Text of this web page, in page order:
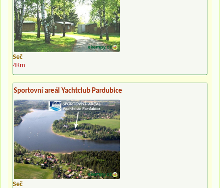
Seč
4Km
Sportovní areál Yachtclub Pardubice
Seč